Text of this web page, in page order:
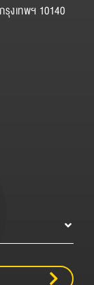
งเทพฯ 10140